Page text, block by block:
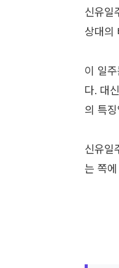
신유일
상대의
이 일
다. 대
의 특
신유일
는 쪽